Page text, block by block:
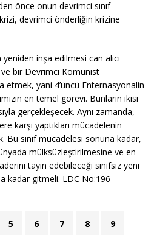
önce onun devrimci sınıf
devrimci önderliğin krizine
inşa edilmesi can alıcı
bir Devrimci Komünist
etmek, yani 4’üncü Enternasyonalin
en temel görevi. Bunların ikisi
gerçekleşecek. Aynı zamanda,
karşı yaptıkları mücadelenin
Bu sınıf mücadelesi sonuna kadar,
mülksüzleştirilmesine ve en
tayin edebileceği sınıfsız yeni
kadar gitmeli. LDC No:196
5 6 7 8 9